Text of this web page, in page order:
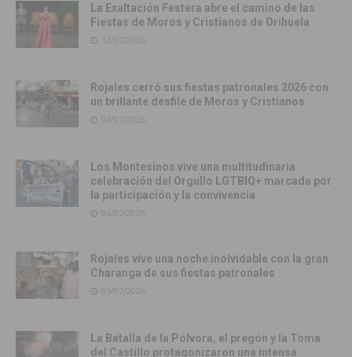
La Exaltación Festera abre el camino de las
Fiestas de Moros y Cristianos de Orihuela
12/07/2026
Rojales cerró sus fiestas patronales 2026 con
un brillante desfile de Moros y Cristianos
06/07/2026
Los Montesinos vive una multitudinaria
celebración del Orgullo LGTBIQ+ marcada por
la participación y la convivencia
06/07/2026
Rojales vive una noche inolvidable con la gran
Charanga de sus fiestas patronales
05/07/2026
La Batalla de la Pólvora, el pregón y la Toma
del Castillo protagonizaron una intensa